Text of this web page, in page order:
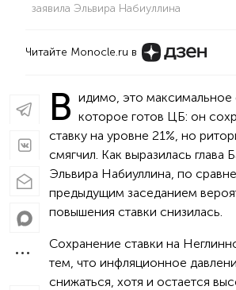
заявила Эльвира Набиуллина
Читайте Monocle.ru в
В идимо, это максимальное
которое готов ЦБ: он
ставку на уровне 21%, но
смягчил. Как выразилась глава
Эльвира Набиуллина, по
предыдущим заседанием
повышения ставки снизилась.
Сохранение ставки на
тем, что инфляционное
снижаться, хотя и остается